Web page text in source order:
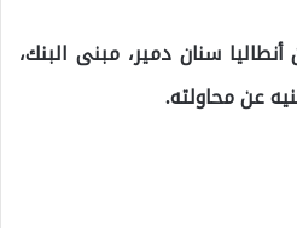
سنان دمير، مبنى البنك،
عن محاولته.